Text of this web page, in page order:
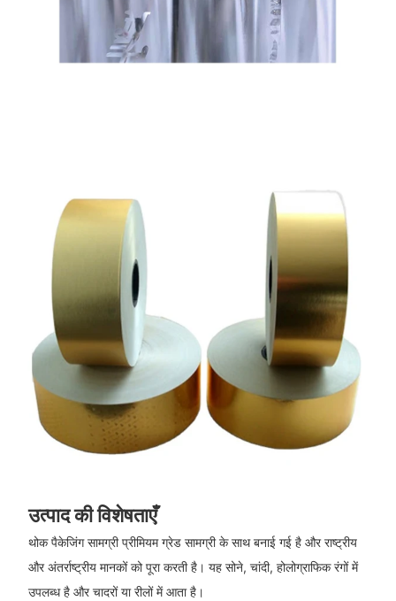
उत्पाद की विशेषताएँ
थोक पैकेजिंग सामग्री प्रीमियम ग्रेड सामग्री के साथ बनाई गई है और राष्ट्रीय
और अंतर्राष्ट्रीय मानकों को पूरा करती है। यह सोने, चांदी, होलोग्राफिक रंगों में
उपलब्ध है और चादरों या रीलों में आता है।